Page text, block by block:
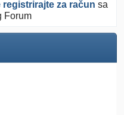
registrirajte za račun sa
Forum